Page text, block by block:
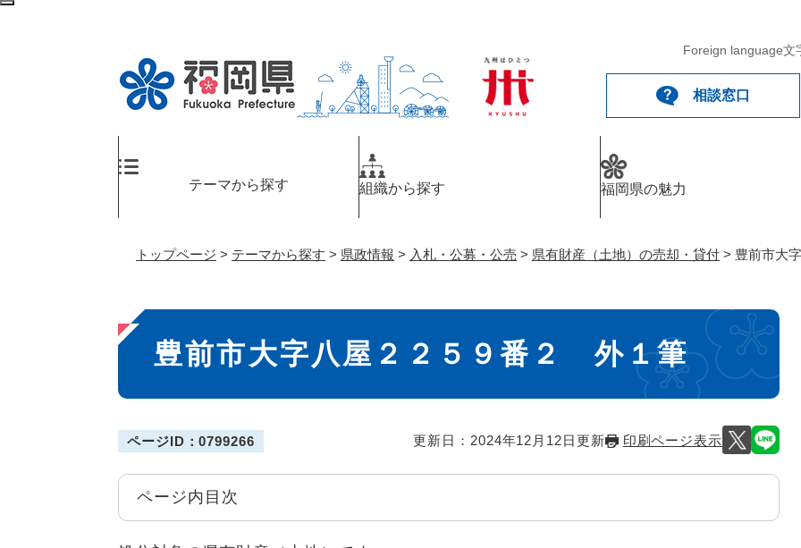
ペ
Foreign language文
相談窓口
テーマから探す 組織から探す 福岡県の魅力
トップページ > テーマから探す > 県政情報 > 入札・公募・公売 > 県有財産（土地）の売却・貸付 > 豊前市大
本
文
豊前市大字八屋２２５９番２ 外１筆
ページID：0799266 更新日：2024年12月12日更新 印刷ページ表示
ページ内目次